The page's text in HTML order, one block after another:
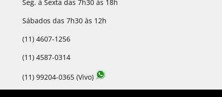
Seg. à Sexta das 7h30 às 18h
Sábados das 7h30 às 12h
(11) 4607-1256
(11) 4587-0314
(11) 99204-0365 (Vivo)